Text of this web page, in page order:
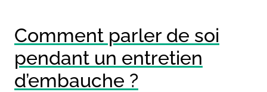
Comment parler de soi
pendant un entretien
d’embauche ?